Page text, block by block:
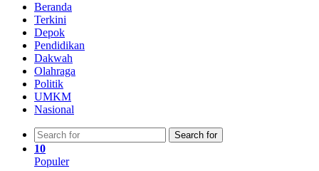
Beranda
Terkini
Depok
Pendidikan
Dakwah
Olahraga
Politik
UMKM
Nasional
Search for
10
Populer